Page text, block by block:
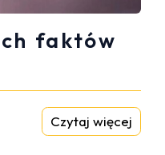
faktów
Czytaj więcej